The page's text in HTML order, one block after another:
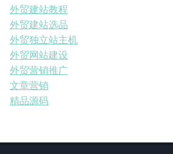
外贸建站教程
外贸建站选品
外贸独立站主机
外贸网站建设
外贸营销推广
文章营销
精品源码